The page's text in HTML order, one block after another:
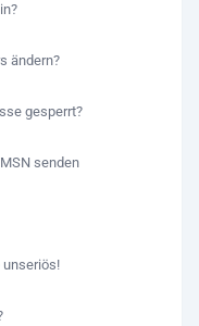
ändern?
gesperrt?
senden
unseriös!